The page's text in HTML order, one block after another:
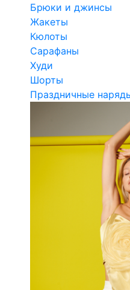
Брюки и джинсы
Жакеты
Кюлоты
Сарафаны
Худи
Шорты
Праздничные